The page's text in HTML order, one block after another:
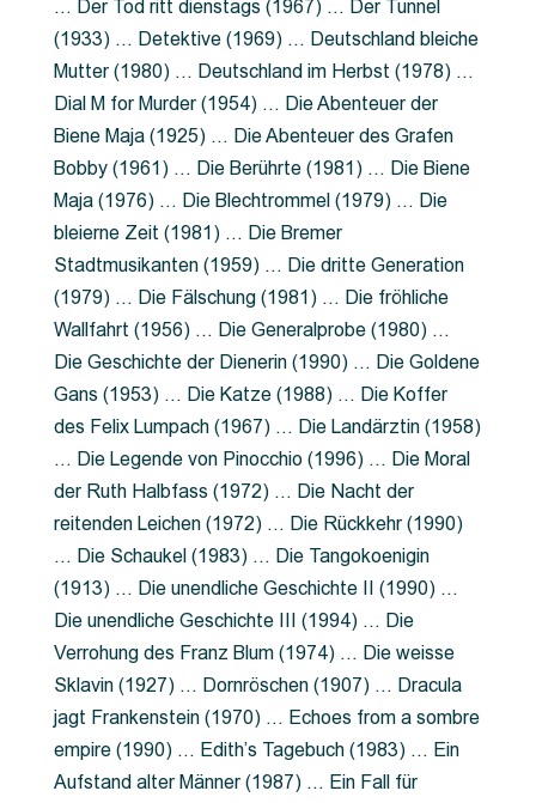
… Der Tod ritt dienstags (1967) … Der Tunnel
(1933) … Detektive (1969) … Deutschland bleiche
Mutter (1980) … Deutschland im Herbst (1978) …
Dial M for Murder (1954) … Die Abenteuer der
Biene Maja (1925) … Die Abenteuer des Grafen
Bobby (1961) … Die Berührte (1981) … Die Biene
Maja (1976) … Die Blechtrommel (1979) … Die
bleierne Zeit (1981) … Die Bremer
Stadtmusikanten (1959) … Die dritte Generation
(1979) … Die Fälschung (1981) … Die fröhliche
Wallfahrt (1956) … Die Generalprobe (1980) …
Die Geschichte der Dienerin (1990) … Die Goldene
Gans (1953) … Die Katze (1988) … Die Koffer
des Felix Lumpach (1967) … Die Landärztin (1958)
… Die Legende von Pinocchio (1996) … Die Moral
der Ruth Halbfass (1972) … Die Nacht der
reitenden Leichen (1972) … Die Rückkehr (1990)
… Die Schaukel (1983) … Die Tangokoenigin
(1913) … Die unendliche Geschichte II (1990) …
Die unendliche Geschichte III (1994) … Die
Verrohung des Franz Blum (1974) … Die weisse
Sklavin (1927) … Dornröschen (1907) … Dracula
jagt Frankenstein (1970) … Echoes from a sombre
empire (1990) … Edith’s Tagebuch (1983) … Ein
Aufstand alter Männer (1987) … Ein Fall für